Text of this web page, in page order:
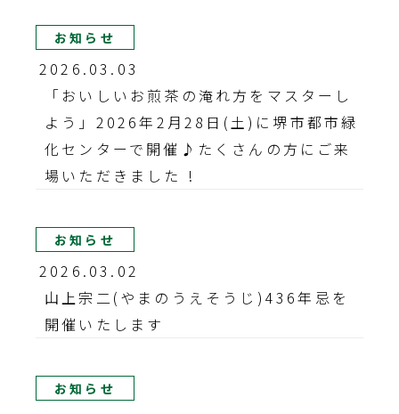
お知らせ
2026.03.03
「おいしいお煎茶の淹れ方をマスターし
よう」2026年2月28日(土)に堺市都市緑
化センターで開催♪たくさんの方にご来
場いただきました !
お知らせ
2026.03.02
山上宗二(やまのうえそうじ)436年忌を
開催いたします
お知らせ